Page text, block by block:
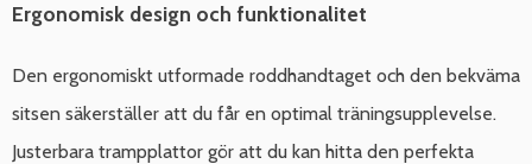
Ergonomisk design och funktionalitet
Den ergonomiskt utformade roddhandtaget och den bekväma
sitsen säkerställer att du får en optimal träningsupplevelse.
Justerbara trampplattor gör att du kan hitta den perfekta